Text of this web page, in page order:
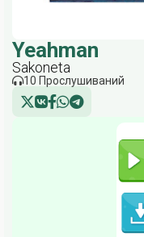
Yeahman
Sakoneta
10 Прослушиваний